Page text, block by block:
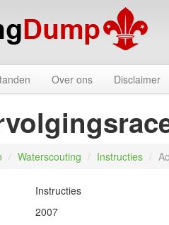
Over ons Disclaimer
/ Waterscouting / Instructies /
Instructies
2007